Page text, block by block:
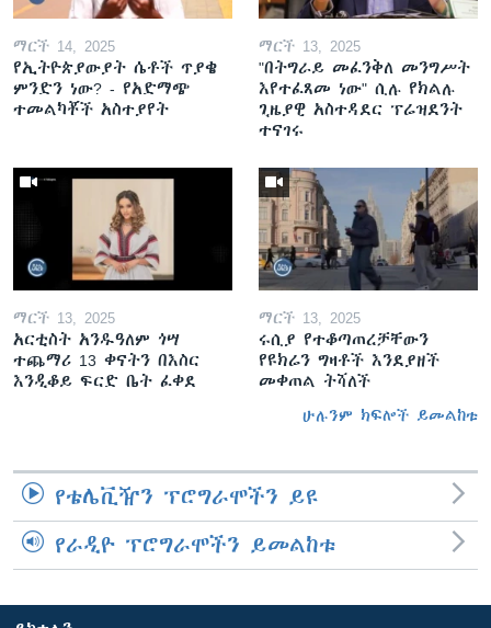
ማርች 14, 2025
የኢትዮጵያውያት ሴቶች ጥያቄ
ምንድን ነው? - የአድማጭ
ተመልካቾች አስተያየት
ማርች 13, 2025
"በትግራይ መፈንቅለ መንግሥት
እየተፈጸመ ነው" ሲሉ የክልሉ
ጊዜያዊ አስተዳደር ፕሬዝደንት
ተናገሩ
ማርች 13, 2025
አርቲስት አንዱዓለም ጎሣ
ተጨማሪ 13 ቀናትን በእስር
እንዲቆይ ፍርድ ቤት ፈቀደ
ማርች 13, 2025
ሩሲያ የተቆጣጠረቻቸውን
የዩክሬን ግዛቶች እንደያዘች
መቀጠል ትሻለች
ሁሉንም ክፍሎች ይመልከቱ
የቴሌቪዥን ፕሮግራሞችን ይዩ
የራዲዮ ፕሮግራሞችን ይመልከቱ